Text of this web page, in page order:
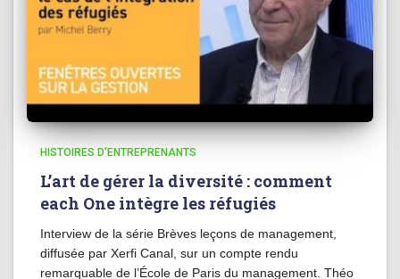
HISTOIRES D'ENTREPRENANTS
L’art de gérer la diversité : comment
each One intègre les réfugiés
Interview de la série Brèves leçons de management,
diffusée par Xerfi Canal, sur un compte rendu
remarquable de l’École de Paris du management. Théo